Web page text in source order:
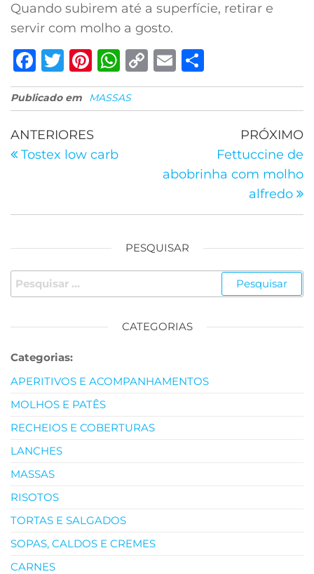
Quando subirem até a superfície, retirar e
servir com molho a gosto.
F
a
c
e
b
k
T
w
it
te
r
Pi
n
te
re
st
W
h
at
C
o
p
E
m
ai
o
m
ar
til
ar
Publicado em MASSAS
ANTERIORES
Tostex low carb
PRÓXIMO
Fettuccine de
abobrinha com molho
alfredo
PESQUISAR
CATEGORIAS
Categorias:
APERITIVOS E ACOMPANHAMENTOS
MOLHOS E PATÊS
RECHEIOS E COBERTURAS
LANCHES
MASSAS
RISOTOS
TORTAS E SALGADOS
SOPAS, CALDOS E CREMES
CARNES